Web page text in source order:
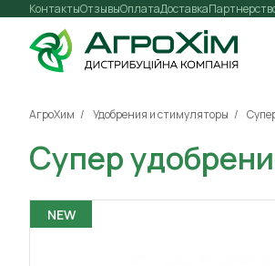
Контакты Оплата
Отзывы Доставка
АгроХим Удобрения и стимуляторы
Супер
NEW